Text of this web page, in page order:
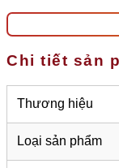
Chi tiết sản
Thương hiệu
Loại sản phẩm